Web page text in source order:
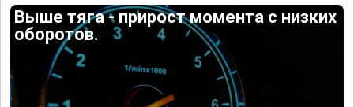
Выше тяга - прирост момента с низких
оборотов.